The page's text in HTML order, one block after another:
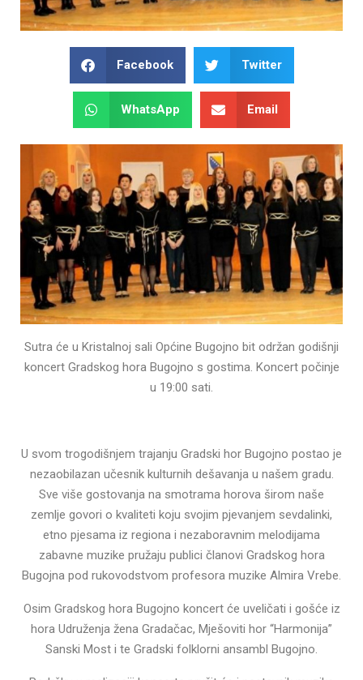
Facebook Twitter
WhatsApp Email
Sutra će u Kristalnoj sali Općine Bugojno bit održan godišnji
koncert Gradskog hora Bugojno s gostima. Koncert počinje
u 19:00 sati.
U svom trogodišnjem trajanju Gradski hor Bugojno postao je
nezaobilazan učesnik kulturnih dešavanja u našem gradu.
Sve više gostovanja na smotrama horova širom naše
zemlje govori o kvaliteti koju svojim pjevanjem sevdalinki,
etno pjesama iz regiona i nezaboravnim melodijama
zabavne muzike pružaju publici članovi Gradskog hora
Bugojna pod rukovodstvom profesora muzike Almira Vrebe.
Osim Gradskog hora Bugojno koncert će uveličati i gošće iz
hora Udruženja žena Gradačac, Mješoviti hor “Harmonija”
Sanski Most i te Gradski folklorni ansambl Bugojno.